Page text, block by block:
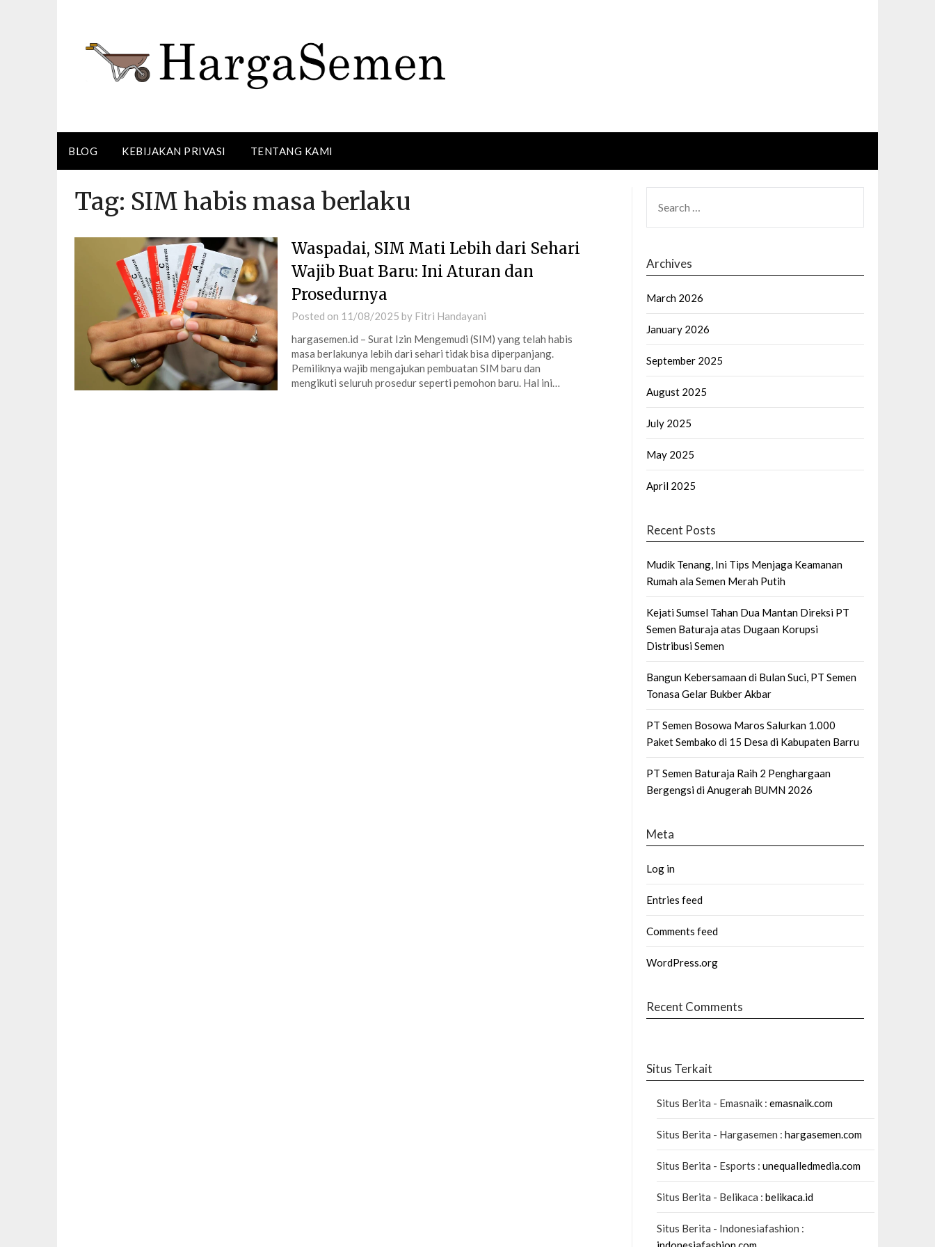
BLOG KEBIJAKAN PRIVASI TENTANG KAMI
Tag: SIM habis masa berlaku
Waspadai, SIM Mati Lebih dari Sehari
Wajib Buat Baru: Ini Aturan dan
Prosedurnya
Posted on 11/08/2025 by Fitri Handayani
hargasemen.id – Surat Izin Mengemudi (SIM) yang telah habis
masa berlakunya lebih dari sehari tidak bisa diperpanjang.
Pemiliknya wajib mengajukan pembuatan SIM baru dan
mengikuti seluruh prosedur seperti pemohon baru. Hal ini…
FOR:
Archives
March 2026
January 2026
September 2025
August 2025
July 2025
May 2025
April 2025
Recent Posts
Mudik Tenang, Ini Tips Menjaga Keamanan
Rumah ala Semen Merah Putih
Kejati Sumsel Tahan Dua Mantan Direksi PT
Semen Baturaja atas Dugaan Korupsi
Distribusi Semen
Bangun Kebersamaan di Bulan Suci, PT Semen
Tonasa Gelar Bukber Akbar
PT Semen Bosowa Maros Salurkan 1.000
Paket Sembako di 15 Desa di Kabupaten Barru
PT Semen Baturaja Raih 2 Penghargaan
Bergengsi di Anugerah BUMN 2026
Meta
Log in
Entries feed
Comments feed
WordPress.org
Recent Comments
Situs Terkait
Situs Berita - Emasnaik : emasnaik.com
Situs Berita - Hargasemen : hargasemen.com
Situs Berita - Esports : unequalledmedia.com
Situs Berita - Belikaca : belikaca.id
Situs Berita - Indonesiafashion :